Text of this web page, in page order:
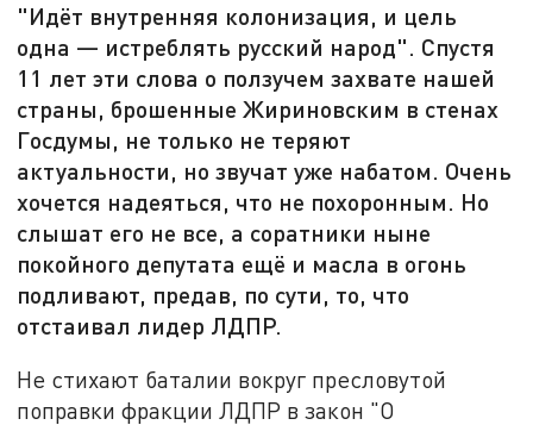
"Идёт внутренняя колонизация, и цель
одна — истреблять русский народ". Спустя
11 лет эти слова о ползучем захвате нашей
страны, брошенные Жириновским в стенах
Госдумы, не только не теряют
актуальности, но звучат уже набатом. Очень
хочется надеяться, что не похоронным. Но
слышат его не все, а соратники ныне
покойного депутата ещё и масла в огонь
подливают, предав, по сути, то, что
отстаивал лидер ЛДПР.
Не стихают баталии вокруг пресловутой
поправки фракции ЛДПР в закон "О